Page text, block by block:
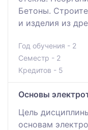
Бетоны.
и изделия из
Год обучения - 2
Семестр - 2
Кредитов - 5
Основы
Цель
основам